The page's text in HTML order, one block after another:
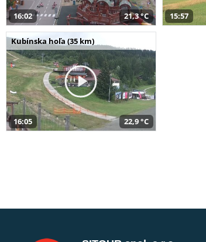
16:02 21,3 °C 15:57
Kubínska hoľa (35 km)
16:05 22,9 °C